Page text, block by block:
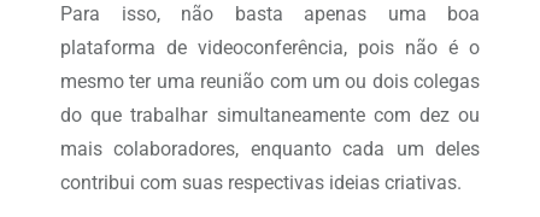
Para isso, não basta apenas uma boa
plataforma de videoconferência, pois não é o
mesmo ter uma reunião com um ou dois colegas
do que trabalhar simultaneamente com dez ou
mais colaboradores, enquanto cada um deles
contribui com suas respectivas ideias criativas.